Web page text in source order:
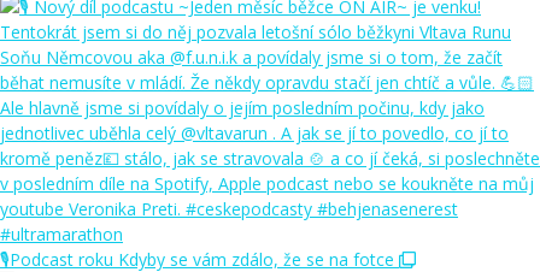
🎙️Podcast roku Kdyby se vám zdálo, že se na fotce